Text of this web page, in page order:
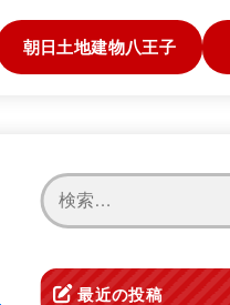
朝日土地建物八王子
最近の投稿